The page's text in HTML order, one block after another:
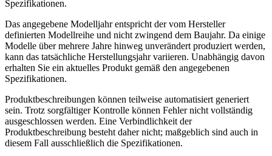
Spezifikationen.
Das angegebene Modelljahr entspricht der vom Hersteller
definierten Modellreihe und nicht zwingend dem Baujahr. Da einige
Modelle über mehrere Jahre hinweg unverändert produziert werden,
kann das tatsächliche Herstellungsjahr variieren. Unabhängig davon
erhalten Sie ein aktuelles Produkt gemäß den angegebenen
Spezifikationen.
Produktbeschreibungen können teilweise automatisiert generiert
sein. Trotz sorgfältiger Kontrolle können Fehler nicht vollständig
ausgeschlossen werden. Eine Verbindlichkeit der
Produktbeschreibung besteht daher nicht; maßgeblich sind auch in
diesem Fall ausschließlich die Spezifikationen.